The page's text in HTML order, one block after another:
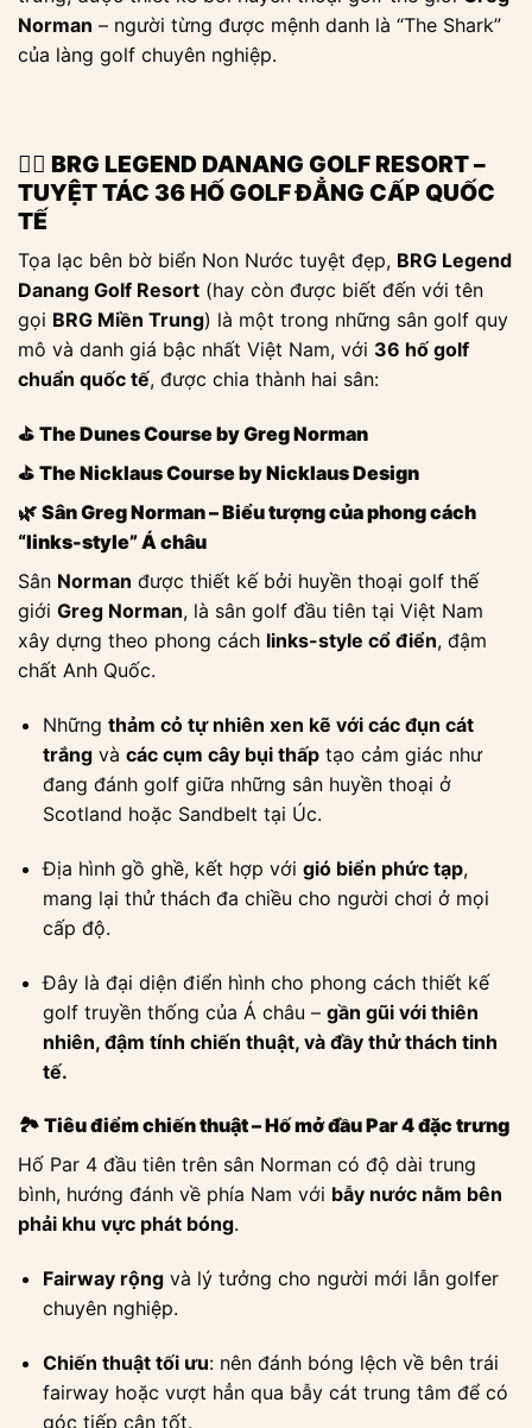
Norman – người từng được mệnh danh là “The Shark”
của làng golf chuyên nghiệp.
🏌️‍♂️ BRG LEGEND DANANG GOLF RESORT –
TUYỆT TÁC 36 HỐ GOLF ĐẲNG CẤP QUỐC
TẾ
Tọa lạc bên bờ biển Non Nước tuyệt đẹp, BRG Legend
Danang Golf Resort (hay còn được biết đến với tên
gọi BRG Miền Trung) là một trong những sân golf quy
mô và danh giá bậc nhất Việt Nam, với 36 hố golf
chuẩn quốc tế, được chia thành hai sân:
⛳ The Dunes Course by Greg Norman
⛳ The Nicklaus Course by Nicklaus Design
🌿 Sân Greg Norman – Biểu tượng của phong cách
“links-style” Á châu
Sân Norman được thiết kế bởi huyền thoại golf thế
giới Greg Norman, là sân golf đầu tiên tại Việt Nam
xây dựng theo phong cách links-style cổ điển, đậm
chất Anh Quốc.
Những thảm cỏ tự nhiên xen kẽ với các đụn cát
trắngvà các cụm cây bụi thấptạo cảm giác như
đang đánh golf giữa những sân huyền thoại ở
Scotland hoặc Sandbelt tại Úc.
Địa hình gồ ghề, kết hợp với gió biển phức tạp,
mang lại thử thách đa chiều cho người chơi ở mọi
cấp độ.
Đây là đại diện điển hình cho phong cách thiết kế
golf truyền thống của Á châu – gần gũi với thiên
nhiên, đậm tính chiến thuật, và đầy thử thách tinh
tế.
🏞️ Tiêu điểm chiến thuật – Hố mở đầu Par 4 đặc trưng
Hố Par 4 đầu tiên trên sân Norman có độ dài trung
bình, hướng đánh về phía Nam với bẫy nước nằm bên
phải khu vực phát bóng.
Fairway rộngvà lý tưởng cho người mới lẫn golfer
chuyên nghiệp.
Chiến thuật tối ưu: nên đánh bóng lệch về bên trái
fairway hoặc vượt hẳn qua bẫy cát trung tâm để có
góc tiếp cận tốt.